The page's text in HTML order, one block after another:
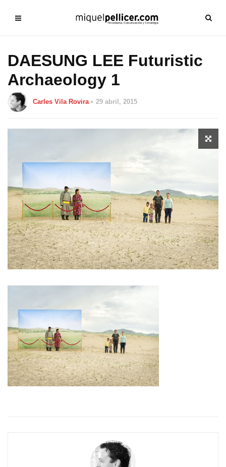
DAESUNG LEE Futuristic
Archaeology 1
Carles Vila Rovira 29 abril, 2015